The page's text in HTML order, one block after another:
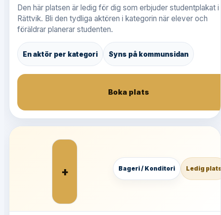
Den här platsen är ledig för dig som erbjuder studentplakat i
Rättvik. Bli den tydliga aktören i kategorin när elever och
föräldrar planerar studenten.
En aktör per kategori Syns på kommunsidan
Boka plats
+ Bageri / Konditori Ledig